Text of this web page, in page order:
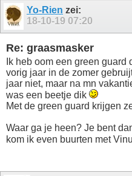
Yo-Rien zei:
18-10-19 07:20
Re: graasmasker
Ik heb oom een green
vorig jaar in de zomer
jaar niet, maar na mn
was een beetje dik
Met de green guard krijgen
Waar ga je heen? Je bent
kom ik even buurten met